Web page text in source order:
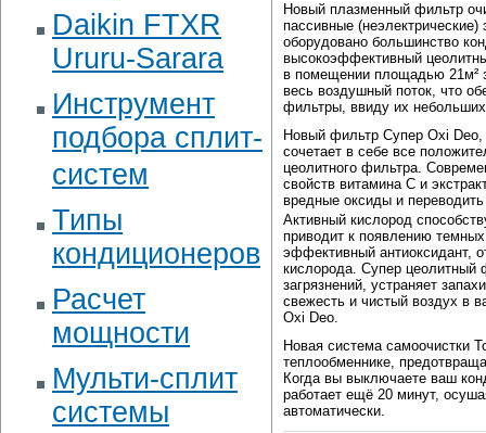
Daikin FTXR
Ururu-Sarara
Инструмент
подбора сплит-
систем
Типы
кондиционеров
Расчет
мощности
Мульти-сплит
системы
Новый плазменный фильтр
пассивные
оборудовано большинство
высокоэффективный
в помещении площадью 21м²
весь воздушный поток, что
фильтры, ввиду их
Новый фильтр Супер Oxi Deo,
сочетает в себе все
цеолитного фильтра.
свойств витамина С и
вредные оксиды и
Активный кислород
приводит к появлению
эффективный антиоксидант,
кислорода. Супер цеолитный
загрязнений, устраняет
свежесть и чистый воздух в
Oxi Deo.
Новая система самоочистки
теплообменнике,
Когда вы выключаете ваш
работает ещё 20 минут,
автоматически.